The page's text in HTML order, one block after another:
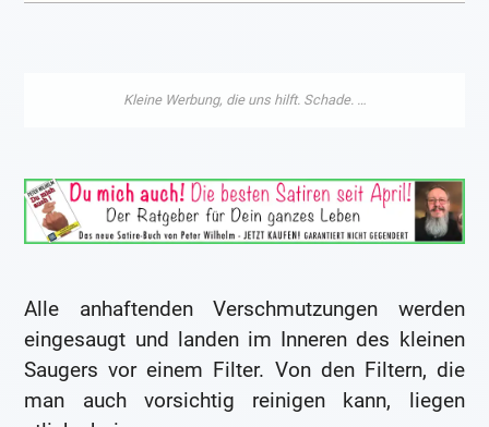
Alle anhaftenden Verschmutzungen werden
eingesaugt und landen im Inneren des kleinen
Saugers vor einem Filter. Von den Filtern, die
man auch vorsichtig reinigen kann, liegen